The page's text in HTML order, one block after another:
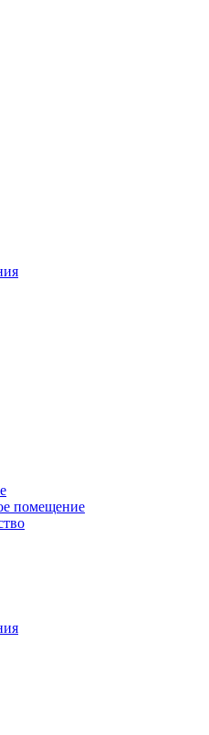
помещение